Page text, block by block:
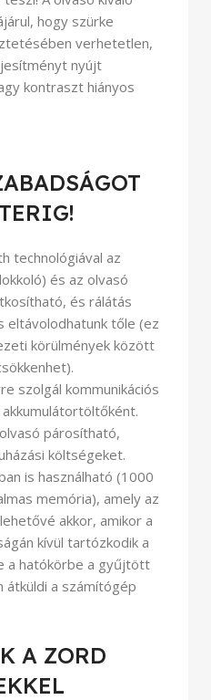
hogy szürke
verhetetlen,
nyújt
kontraszt hiányos
technológiával az
és az olvasó
és rálátás
eltávolodhatunk tőle (ez
körülmények között
szolgál kommunikációs
párosítható,
költségeket.
is használható (1000
memória), amely az
akkor, amikor a
kívül tartózkodik a
a hatókörbe a gyűjtött
átküldi a számítógép
A ZORD